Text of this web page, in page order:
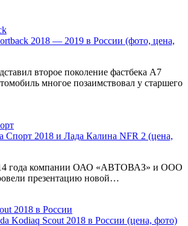
2018 — 2019 в России (фото, цена,
второе поколение фастбека A7
многое позаимствовал у старшего
Спорт 2018 и Лада Калина NFR 2 (цена,
года компании ОАО «АВТОВАЗ» и ООО
презентацию новой…
Kodiaq Scout 2018 в России (цена, фото)